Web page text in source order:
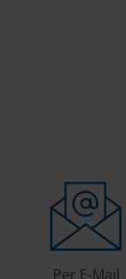
Per E-Mail